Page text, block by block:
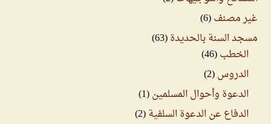
غير مصنف(6)
مسجد السنة بالحديدة(63)
الخطب(46)
الدروس(2)
الدعوة وأحوال المسلمين(1)
الدفاع عن الدعوة السلفية(2)